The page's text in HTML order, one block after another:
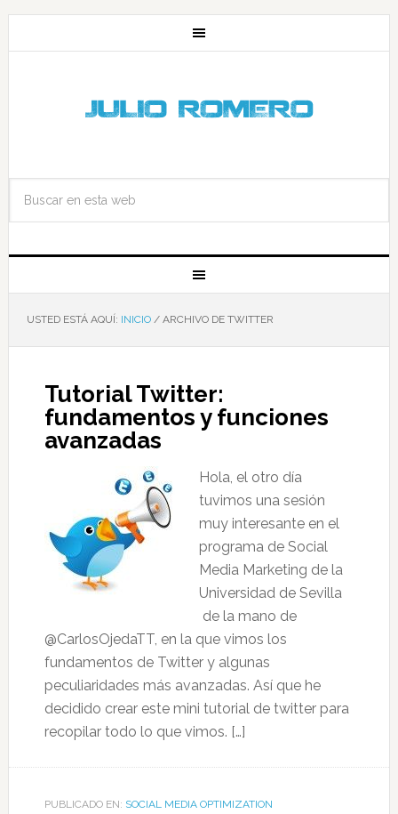
USTED ESTÁ AQUÍ: INICIO /ARCHIVO DE TWITTER
Tutorial Twitter:
fundamentos y funciones
avanzadas
Hola, el otro día
tuvimos una sesión
muy interesante en el
programa de Social
Media Marketing de la
Universidad de Sevilla
de la mano de
@CarlosOjedaTT, en la que vimos los
fundamentos de Twitter y algunas
peculiaridades más avanzadas. Así que he
decidido crear este mini tutorial de twitter para
recopilar todo lo que vimos. […]
PUBLICADO EN: SOCIAL MEDIA OPTIMIZATION